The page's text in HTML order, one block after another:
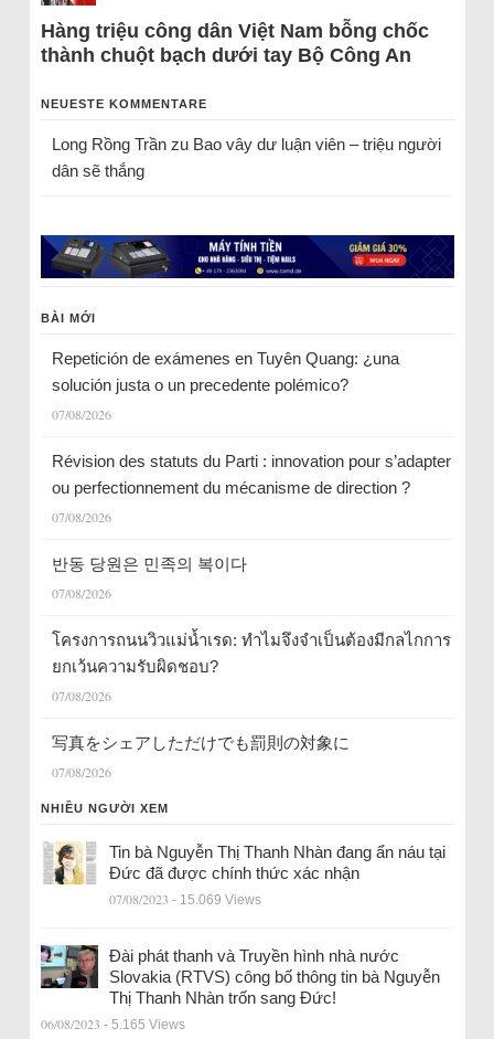
Hàng triệu công dân Việt Nam bỗng chốc
thành chuột bạch dưới tay Bộ Công An
NEUESTE KOMMENTARE
Long Rồng Trầnzu Bao vây dư luận viên – triệu người
dân sẽ thắng
BÀI MỚI
Repetición de exámenes en Tuyên Quang: ¿una
solución justa o un precedente polémico?
07/08/2026
Révision des statuts du Parti : innovation pour s’adapter
ou perfectionnement du mécanisme de direction ?
07/08/2026
반동 당원은 민족의 복이다
07/08/2026
โครงการถนนวิวแม่น้ำเรด: ทำไมจึงจำเป็นต้องมีกลไกการ
ยกเว้นความรับผิดชอบ?
07/08/2026
写真をシェアしただけでも罰則の対象に
07/08/2026
NHIỀU NGƯỜI XEM
Tin bà Nguyễn Thị Thanh Nhàn đang ẩn náu tại
Đức đã được chính thức xác nhận
07/08/2023 - 15.069 Views
Đài phát thanh và Truyền hình nhà nước
Slovakia (RTVS) công bố thông tin bà Nguyễn
Thị Thanh Nhàn trốn sang Đức!
06/08/2023 - 5.165 Views